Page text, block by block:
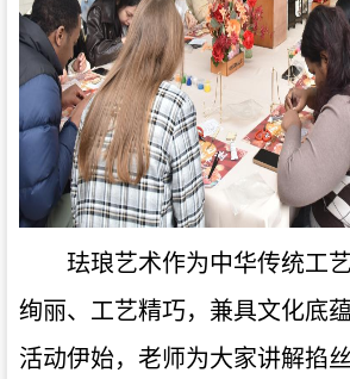
珐琅艺术作为中华传统工
绚丽、工艺精巧，兼具文化底
活动伊始，老师为大家讲解掐